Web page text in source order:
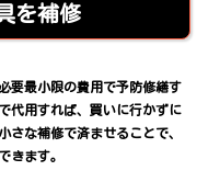
を補修
要最小限の費用で予防修繕す
代用すれば、買いに行かずに
さな補修で済ませることで、
きます。